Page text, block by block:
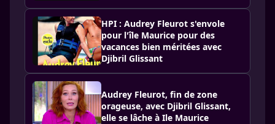
HPI : Audrey Fleurot s'envole
pour l'île Maurice pour des
vacances bien méritées avec
Djibril Glissant
Audrey Fleurot, fin de zone
orageuse, avec Djibril Glissant,
elle se lâche à Ile Maurice